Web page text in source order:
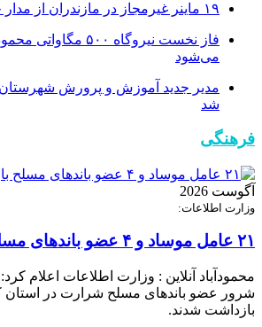
۱۹ ماینر غیرمجاز در مازندران از مدار خارج شد
فاز نخست نیروگاه ۵۰۰
می‌شود
مدیر جدید آموزش و پرورش شهرستان
شد
فرهنگی
آگوست 2026
وزارت اطلاعات:
۲۱ عامل موساد و ۴ عضو باند‌های مسلح بازداشت شدند
شرور عضو باند‌های مسلح شرارت در استان
بازداشت شدند.